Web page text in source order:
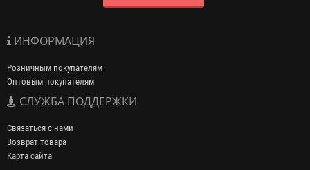
ИНФОРМАЦИЯ
Розничным покупателям
Оптовым покупателям
СЛУЖБА ПОДДЕРЖКИ
Связаться с нами
Возврат товара
Карта сайта